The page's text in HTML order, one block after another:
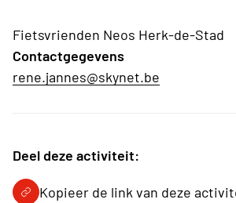
Fietsvrienden Neos Herk-de-Stad
Contactgegevens
rene.jannes@skynet.be
Deel deze activiteit:
Kopieer de link van deze